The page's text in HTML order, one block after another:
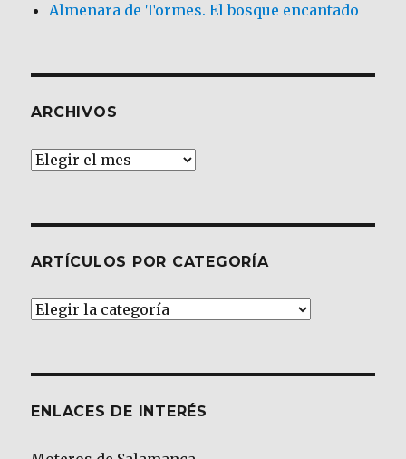
Almenara de Tormes. El bosque encantado
ARCHIVOS
Archivos
ARTÍCULOS POR CATEGORÍA
Artículos
ENLACES DE INTERÉS